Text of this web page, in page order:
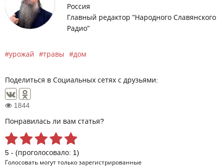
Россия
Главный редактор "Народного Славянского
Радио"
урожай травы дом
Поделиться в Социальных сетях с друзьями:
1844
Понравилась ли вам статья?
5 - (проголосовало: 1)
Голосовать могут только зарегистрированные